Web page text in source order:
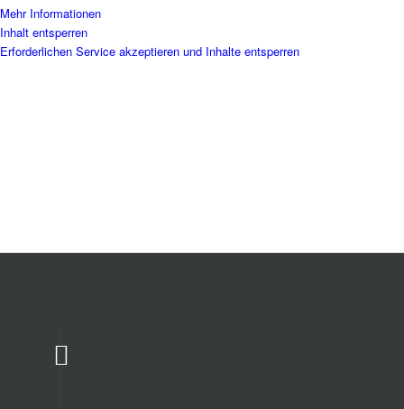
Mehr Informationen
Inhalt entsperren
Erforderlichen Service akzeptieren und Inhalte entsperren